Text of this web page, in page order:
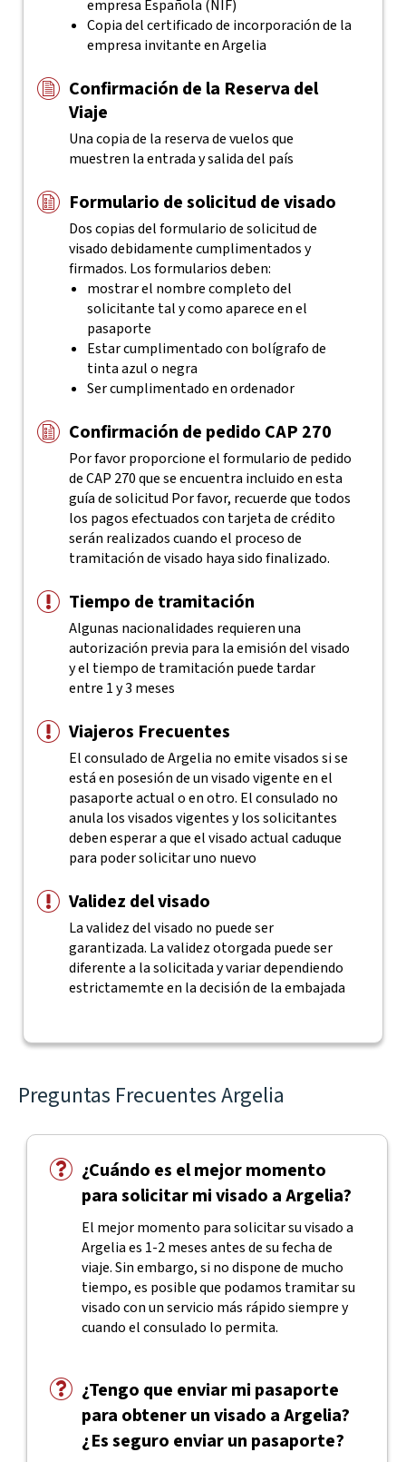
empresa Española (NIF)
Copia del certificado de incorporación de la
empresa invitante en Argelia
Confirmación de la Reserva del
Viaje
Una copia de la reserva de vuelos que
muestren la entrada y salida del país
Formulario de solicitud de visado
Dos copias del formulario de solicitud de
visado debidamente cumplimentados y
firmados. Los formularios deben:
mostrar el nombre completo del
solicitante tal y como aparece en el
pasaporte
Estar cumplimentado con bolígrafo de
tinta azul o negra
Ser cumplimentado en ordenador
Confirmación de pedido CAP 270
Por favor proporcione el formulario de pedido
de CAP 270 que se encuentra incluido en esta
guía de solicitud Por favor, recuerde que todos
los pagos efectuados con tarjeta de crédito
serán realizados cuando el proceso de
tramitación de visado haya sido finalizado.
Tiempo de tramitación
Algunas nacionalidades requieren una
autorización previa para la emisión del visado
y el tiempo de tramitación puede tardar
entre 1 y 3 meses
Viajeros Frecuentes
El consulado de Argelia no emite visados si se
está en posesión de un visado vigente en el
pasaporte actual o en otro. El consulado no
anula los visados vigentes y los solicitantes
deben esperar a que el visado actual caduque
para poder solicitar uno nuevo
Validez del visado
La validez del visado no puede ser
garantizada. La validez otorgada puede ser
diferente a la solicitada y variar dependiendo
estrictamemte en la decisión de la embajada
Preguntas Frecuentes Argelia
¿Cuándo es el mejor momento
para solicitar mi visado a Argelia?
El mejor momento para solicitar su visado a
Argelia es 1-2 meses antes de su fecha de
viaje. Sin embargo, si no dispone de mucho
tiempo, es posible que podamos tramitar su
visado con un servicio más rápido siempre y
cuando el consulado lo permita.
¿Tengo que enviar mi pasaporte
para obtener un visado a Argelia?
¿Es seguro enviar un pasaporte?